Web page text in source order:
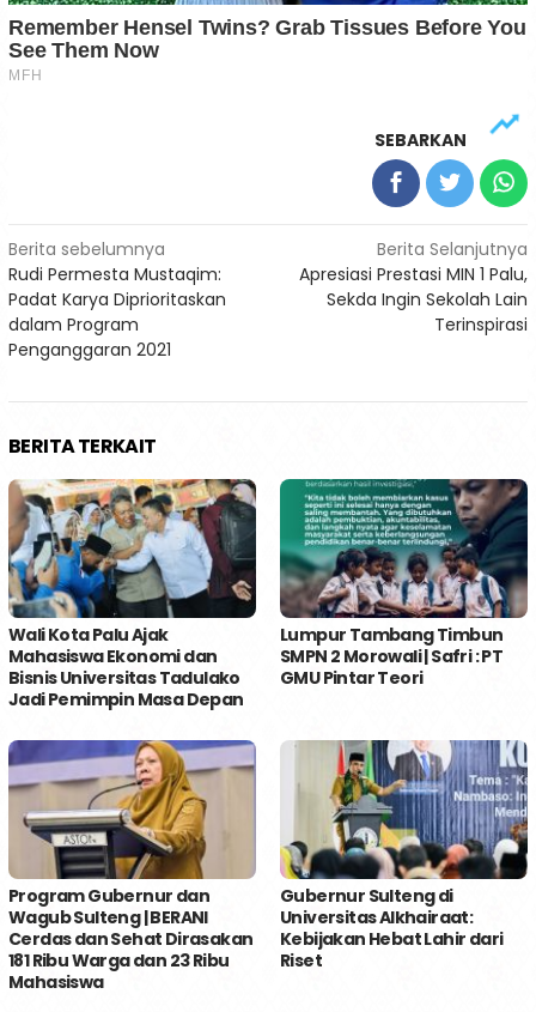
SEBARKAN
Navigasi
pos
Berita sebelumnya
Rudi Permesta Mustaqim:
Padat Karya Diprioritaskan
dalam Program
Penganggaran 2021
Berita Selanjutnya
Apresiasi Prestasi MIN 1 Palu,
Sekda Ingin Sekolah Lain
Terinspirasi
BERITA TERKAIT
Wali Kota Palu Ajak
Mahasiswa Ekonomi dan
Bisnis Universitas Tadulako
Jadi Pemimpin Masa Depan
Lumpur Tambang Timbun
SMPN 2 Morowali | Safri : PT
GMU Pintar Teori
Program Gubernur dan
Wagub Sulteng | BERANI
Cerdas dan Sehat Dirasakan
181 Ribu Warga dan 23 Ribu
Mahasiswa
Gubernur Sulteng di
Universitas Alkhairaat:
Kebijakan Hebat Lahir dari
Riset